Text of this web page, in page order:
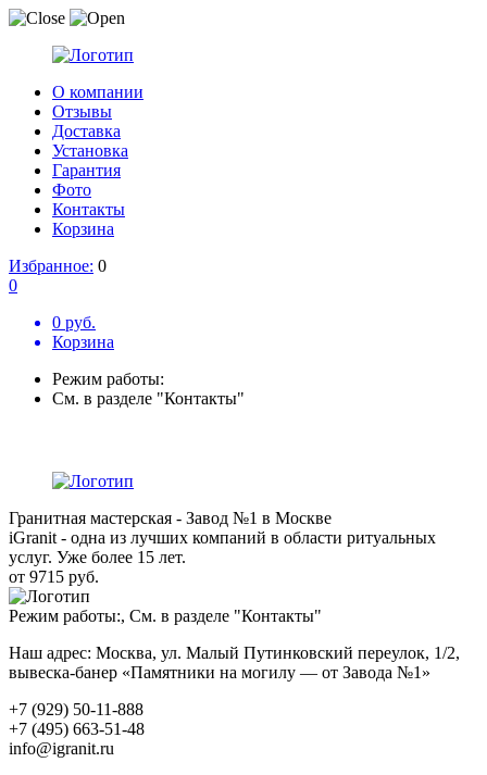
О компании
Отзывы
Доставка
Установка
Гарантия
Фото
Контакты
Корзина
Избранное: 0
0
0 руб.
Корзина
Режим работы:
См. в разделе "Контакты"
Гранитная мастерская - Завод №1 в Москве
iGranit - одна из лучших компаний в области ритуальных
услуг. Уже более 15 лет.
от 9715 руб.
Режим работы:, См. в разделе "Контакты"
Наш адрес: Москва, ул. Малый Путинковский переулок, 1/2,
вывеска-банер «Памятники на могилу — от Завода №1»
+7 (929) 50-11-888
+7 (495) 663-51-48
info@igranit.ru